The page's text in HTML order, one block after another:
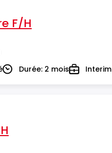
F/H
DuréeDurée: 2 moisTypeInterim